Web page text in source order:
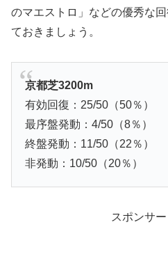
のマエストロ」などの優秀な
ておきましょう。
京都芝3200m
有効回復：25/50（50％）
最序盤発動：4/50（8％）
終盤発動：11/50（22％）
非発動：10/50（20％）
スポンサ